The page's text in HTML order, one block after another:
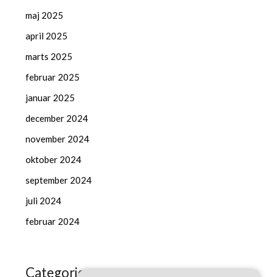
maj 2025
april 2025
marts 2025
februar 2025
januar 2025
december 2024
november 2024
oktober 2024
september 2024
juli 2024
februar 2024
Categories